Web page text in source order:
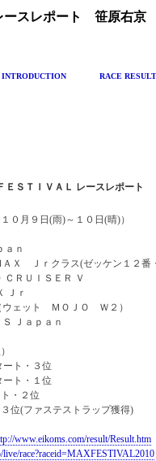
スレポート 笹原右京
INTRODUCTION RACE RESULT
ＳＴＩＶＡＬ レースレポート
月９日(雨)～１０日(晴)）
ｎ
Ｘ Ｊｒクラス(ゼッケン１２番
ＲＵＩＳＥＲ Ｖ
Ｊｒ
ェット ＭＯＪＯ Ｗ２）
Ｊａｐａｎ
ト・３位
ト・１位
・２位
位(ファステストラップ獲得)
www.eikoms.com/result/Result.htm
live/race?raceid=MAXFESTIVAL2010